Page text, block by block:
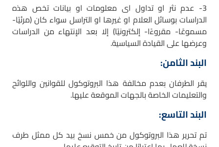
3- عدم نثر او تداول اى معلومات او بيانات تخص هذه
الدراسات بوسائل العلام او غيرها او التراسل سواء كان (مرئيًا-
مسموعًا- مقروءًا- إلكترونيًا) إلا بعد الإنتهاء من الدراسات
وعرضها على القيادة السياسية.
البند الثامن:
يقر الطرفان بعدم مخالفة هذا البروتوكول للقوانين واللوائح
والتعليمات الخاصة بالجهات الموقعة عليها.
البند التاسع:
تم تحرير هذا البروتوكول من خمس نسخ بيد كل ممثل طرف